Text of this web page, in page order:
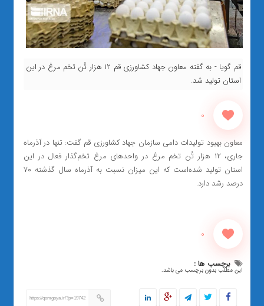
قم گویا - به گفته معاون جهاد کشاورزی قم ۱۲ هزار تُن تخم مرغ در این
استان تولید شد.
0
معاون بهبود تولیدات دامی سازمان جهاد کشاورزی قم گفت: تنها در آذرماه
جاری، ۱۲ هزار تُن تخم مرغ در واحدهای مرغ تخم‌گذار فعال در این
استان تولید شده‌است که این میزان نسبت به آذرماه سال‌ گذشته ۷۰
درصد رشد دارد.
0
برچسب ها :
این مطلب بدون برچسب می باشد.
https://qomgoya.ir/?p=19742